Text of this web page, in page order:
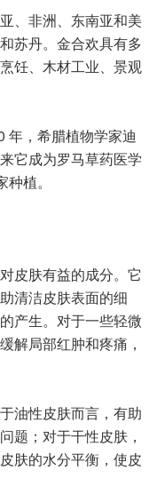
、非洲、东南亚和美
苏丹。金合欢具有多
饪、木材工业、景观
年，希腊植物学家迪
它成为罗马草药医学
植。
皮肤有益的成分。它
清洁皮肤表面的细
产生。对于一些轻微
解局部红肿和疼痛，
油性皮肤而言，有助
题；对于干性皮肤，
肤的水分平衡，使皮